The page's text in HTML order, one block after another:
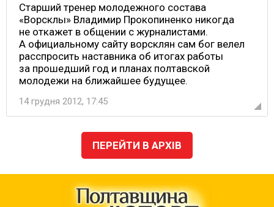
Старший тренер молодежного состава
«Ворсклы» Владимир Прокопиненко никогда
не откажет в общении с журналистами.
А официальному сайту ворсклян сам бог велел
расспросить наставника об итогах работы
за прошедший год и планах полтавской
молодежи на ближайшее будущее.
14 грудня 2012, 17:45
ПЕРЕЙТИ В АРХІВ